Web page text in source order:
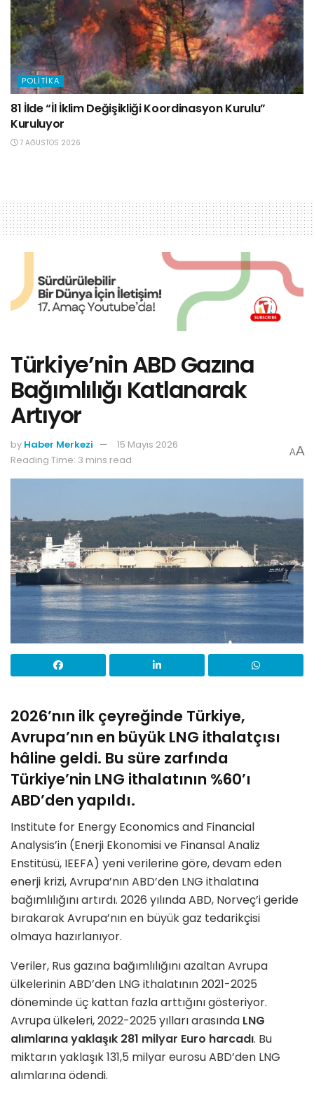
POLITIKA
81 İlde “İl İklim Değişikliği Koordinasyon Kurulu”
Kuruluyor
7 AĞUSTOS 2026
Türkiye’nin ABD Gazına
Bağımlılığı Katlanarak
Artıyor
by Haber Merkezi
15 Mayıs 2026
Reading Time: 3 mins read
AA
2026’nın ilk çeyreğinde Türkiye,
Avrupa’nın en büyük LNG ithalatçısı
hâline geldi. Bu süre zarfında
Türkiye’nin LNG ithalatının %60’ı
ABD’den yapıldı.
Institute for Energy Economics and Financial
Analysis’in (Enerji Ekonomisi ve Finansal Analiz
Enstitüsü, IEEFA) yeni verilerine göre, devam eden
enerji krizi, Avrupa’nın ABD’den LNG ithalatına
bağımlılığını artırdı. 2026 yılında ABD, Norveç’i geride
bırakarak Avrupa’nın en büyük gaz tedarikçisi
olmaya hazırlanıyor.
Veriler, Rus gazına bağımlılığını azaltan Avrupa
ülkelerinin ABD’den LNG ithalatının 2021-2025
döneminde üç kattan fazla arttığını gösteriyor.
Avrupa ülkeleri, 2022-2025 yılları arasında LNG
alımlarına yaklaşık 281 milyar Euro harcadı. Bu
miktarın yaklaşık 131,5 milyar eurosu ABD’den LNG
alımlarına ödendi.